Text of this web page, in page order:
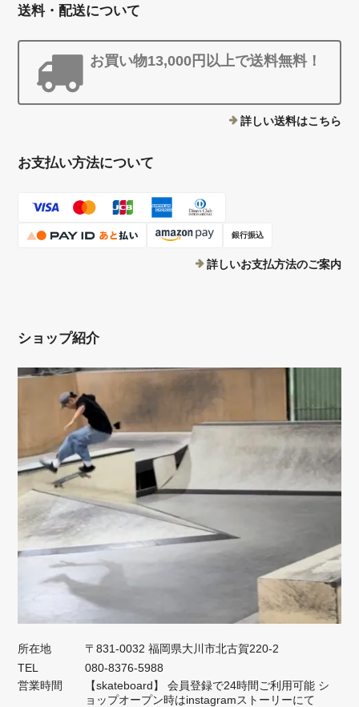
送料・配送について
お買い物13,000円以上で送料無料！
詳しい送料はこちら
お支払い方法について
銀行振込
詳しいお支払方法のご案内
ショップ紹介
所在地
〒831-0032 福岡県大川市北古賀220-2
TEL
080-8376-5988
営業時間
【skateboard】 会員登録で24時間ご利用可能 シ
ョップオープン時はinstagramストーリーにて